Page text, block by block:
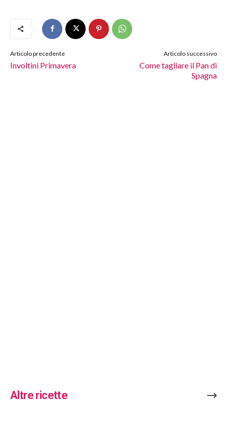
Articolo precedente
Involtini Primavera
Articolo successivo
Come tagliare il Pan di
Spagna
Altre ricette